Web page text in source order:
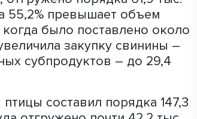
вывезено за
периода 2025
на 3,5 тыс. тонн – с
11,1% больше этого вида
тонн. Также на 27%
тыс. тонн до 48,7 тыс.